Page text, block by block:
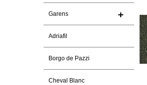
Garens
Adriafil
Borgo de Pazzi
Cheval Blanc